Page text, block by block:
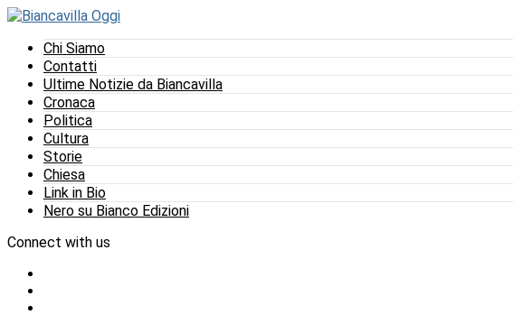
Chi Siamo
Contatti
Ultime Notizie da Biancavilla
Cronaca
Politica
Cultura
Storie
Chiesa
Link in Bio
Nero su Bianco Edizioni
Connect with us